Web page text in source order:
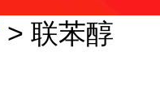
> 联苯醇